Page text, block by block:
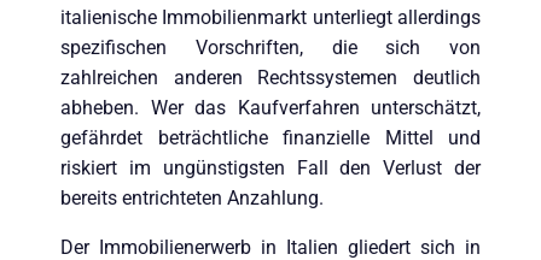
italienische Immobilienmarkt unterliegt allerdings
spezifischen Vorschriften, die sich von
zahlreichen anderen Rechtssystemen deutlich
abheben. Wer das Kaufverfahren unterschätzt,
gefährdet beträchtliche finanzielle Mittel und
riskiert im ungünstigsten Fall den Verlust der
bereits entrichteten Anzahlung.
Der Immobilienerwerb in Italien gliedert sich in